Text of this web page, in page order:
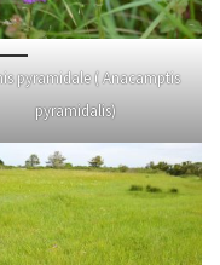
pyramidale ( Anacamptis
pyramidalis)